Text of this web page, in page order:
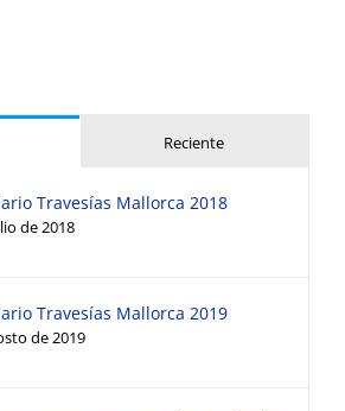
Reciente
Travesías Mallorca 2018
de 2018
Travesías Mallorca 2019
de 2019